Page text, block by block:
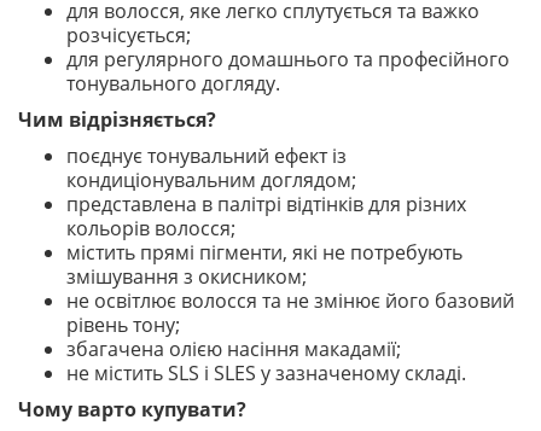
для волосся, яке легко сплутується та важко
розчісується;
для регулярного домашнього та професійного
тонувального догляду.
Чим відрізняється?
поєднує тонувальний ефект із
кондиціонувальним доглядом;
представлена в палітрі відтінків для різних
кольорів волосся;
містить прямі пігменти, які не потребують
змішування з окисником;
не освітлює волосся та не змінює його базовий
рівень тону;
збагачена олією насіння макадамії;
не містить SLS і SLES у зазначеному складі.
Чому варто купувати?